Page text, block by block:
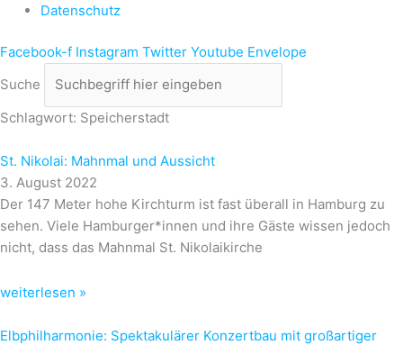
Datenschutz
Facebook-f Instagram Twitter Youtube Envelope
Suche
Schlagwort: Speicherstadt
St. Nikolai: Mahnmal und Aussicht
3. August 2022
Der 147 Meter hohe Kirchturm ist fast überall in Hamburg zu
sehen. Viele Hamburger*innen und ihre Gäste wissen jedoch
nicht, dass das Mahnmal St. Nikolaikirche
weiterlesen »
Elbphilharmonie: Spektakulärer Konzertbau mit großartiger